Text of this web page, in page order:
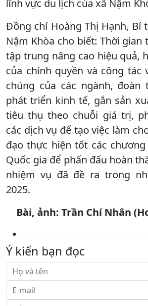
lĩnh vực du lịch của xã Nậm
Đồng chí Hoàng Thị Hạnh, Bí
Nậm Khòa cho biết: Thời
tập trung nâng cao hiệu quả,
của chính quyền và công tác
chúng của các ngành, đoàn
phát triển kinh tế, gắn sản
tiêu thụ theo chuỗi giá trị,
các dịch vụ để tạo việc làm
đạo thực hiện tốt các
Quốc gia để phấn đấu hoàn
nhiệm vụ đã đề ra trong
2025.
Bài, ảnh: Trần Chí Nhân
Ý kiến bạn đọc